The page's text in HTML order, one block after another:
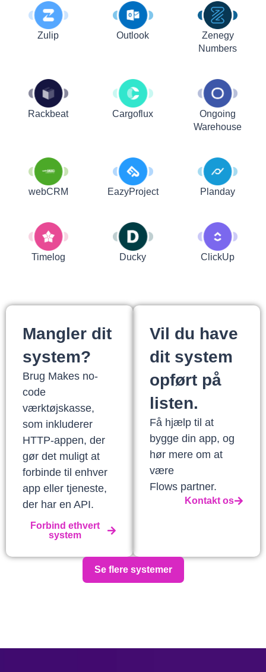
Zulip Outlook
Zenegy
Numbers
Rackbeat Cargoflux
Ongoing
Warehouse
webCRM EazyProject Planday
Timelog Ducky ClickUp
Mangler dit
system?
Brug Makes no-
code
værktøjskasse,
som inkluderer
HTTP-appen, der
gør det muligt at
forbinde til enhver
app eller tjeneste,
der har en API.
Forbind ethvert
system
Vil du have
dit system
opført på
listen.
Få hjælp til at
bygge din app, og
hør mere om at
være
Flows partner.
Kontakt os
Se flere systemer